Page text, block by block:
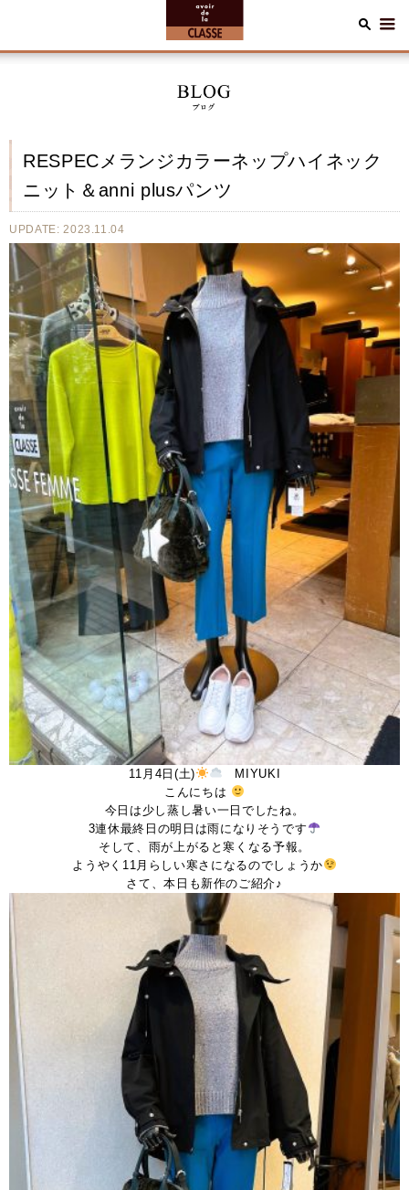
RESPECメランジカラーネップハイネック
ニット＆anni plusパンツ
UPDATE: 2023.11.04
11月4日(土)
MIYUKI
こんにちは
今日は少し蒸し暑い一日でしたね。
3連休最終日の明日は雨になりそうです
そして、雨が上がると寒くなる予報。
ようやく11月らしい寒さになるのでしょうか
さて、本日も新作のご紹介♪